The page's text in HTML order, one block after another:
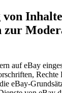
zur
auf eBay
eBay-